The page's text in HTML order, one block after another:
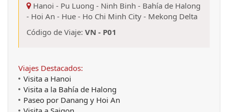
Hanoi - Pu Luong - Ninh Binh - Bahía de Halong
- Hoi An - Hue - Ho Chi Minh City - Mekong Delta
Código de Viaje: VN - P01
Viajes Destacados:
Visita a Hanoi
Visita a la Bahía de Halong
Paseo por Danang y Hoi An